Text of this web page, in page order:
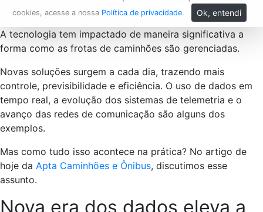
cookies, acesse a nossa Política de privacidade. Ok, entendi
A tecnologia tem impactado de maneira significativa a
forma como as frotas de caminhões são gerenciadas.
Novas soluções surgem a cada dia, trazendo mais
controle, previsibilidade e eficiência. O uso de dados em
tempo real, a evolução dos sistemas de telemetria e o
avanço das redes de comunicação são alguns dos
exemplos.
Mas como tudo isso acontece na prática? No artigo de
hoje da Apta Caminhões e Ônibus, discutimos esse
assunto.
Nova era dos dados eleva a